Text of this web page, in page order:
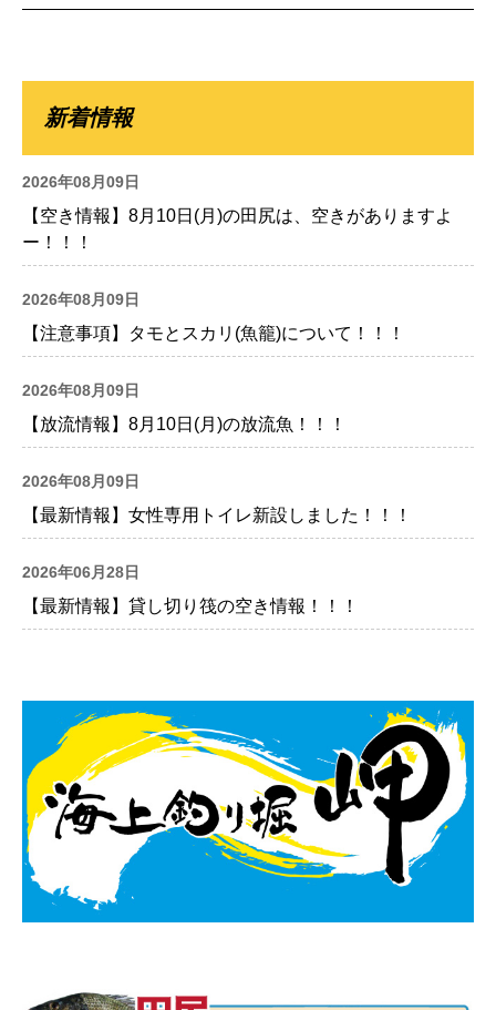
新着情報
2026年08月09日
【空き情報】8月10日(月)の田尻は、空きがありますよ
ー！！！
2026年08月09日
【注意事項】タモとスカリ(魚籠)について！！！
2026年08月09日
【放流情報】8月10日(月)の放流魚！！！
2026年08月09日
【最新情報】女性専用トイレ新設しました！！！
2026年06月28日
【最新情報】貸し切り筏の空き情報！！！